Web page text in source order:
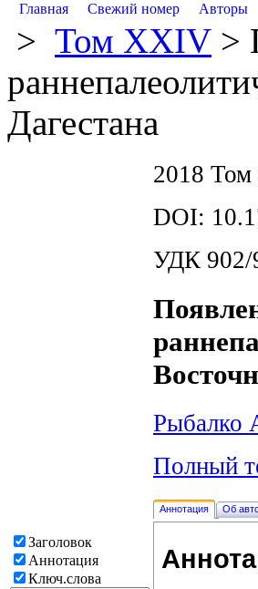
Главная Свежий номер Авторы
> Том XXIV >
Дагестана
Заголовок
Аннотация
Ключ.слова
2018
DOI:
УДК 902/
Рыбалко
Полный
Аннотация Об